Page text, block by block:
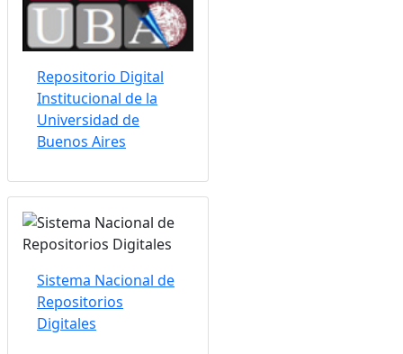
Repositorio Digital
Institucional de la
Universidad de
Buenos Aires
Sistema Nacional de
Repositorios
Digitales